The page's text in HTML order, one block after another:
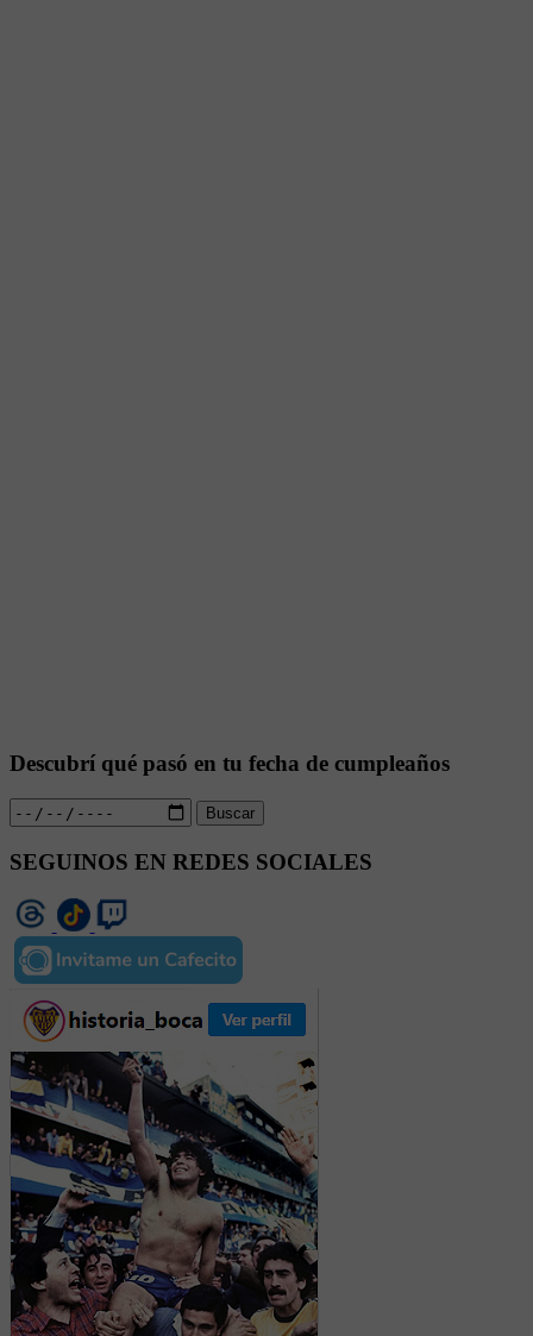
Descubrí qué pasó en tu fecha de cumpleaños
Buscar
SEGUINOS EN REDES SOCIALES